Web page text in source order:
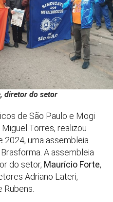
diretor do setor
de São Paulo e Mogi
Torres, realizou
2024, uma assembleia
A assembleia
do setor, Maurício Forte,
Adriano Lateri,
Rubens.